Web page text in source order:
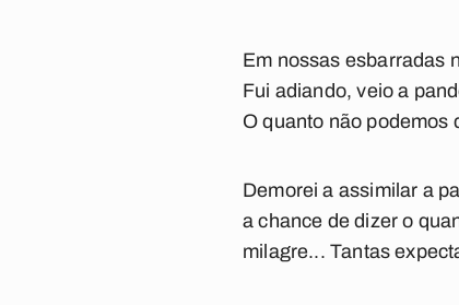
Em nossas esbarradas
Fui adiando, veio a
O quanto não podemos
Demorei a assimilar a
a chance de dizer o
milagre... Tantas